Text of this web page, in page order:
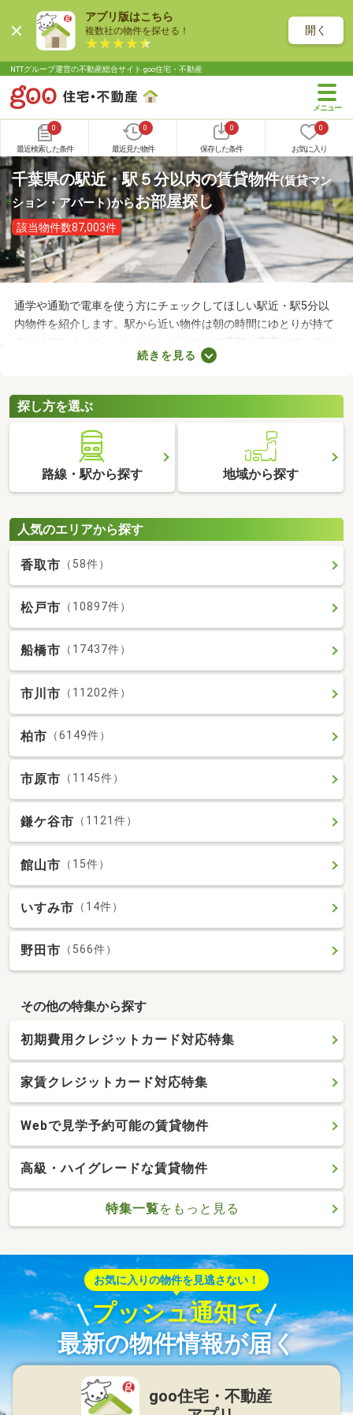
アプリ版はこちら
複数社の物件を探せる！ 開く
NTTグループ運営の不動産総合サイト goo住宅・不動産
0
最近検索した条件
0
最近見た物件
0
保存した条件
0
お気に入り
千葉県の駅近・駅５分以内の賃貸物件(賃貸マン
ション・アパート)からお部屋探し
該当物件数87,003件
通学や通勤で電車を使う方にチェックしてほしい駅近・駅5分以
内物件を紹介します。駅から近い物件は朝の時間にゆとりが持て
るだけでなく、スーパーやコンビニなどの店舗が充実しているこ
とも魅力。物件数も多いので、間取りや家賃などから自由に選べ
ょう。
続きを見る
探し方を選ぶ
路線・駅から探す 地域から探す
人気のエリアから探す
香取市 （58件）
松戸市 （10897件）
船橋市 （17437件）
市川市 （11202件）
柏市 （6149件）
市原市 （1145件）
鎌ケ谷市 （1121件）
館山市 （15件）
いすみ市 （14件）
野田市 （566件）
その他の特集から探す
初期費用クレジットカード対応特集
家賃クレジットカード対応特集
Webで見学予約可能の賃貸物件
高級・ハイグレードな賃貸物件
特集一覧をもっと見る
お気に入りの物件を見逃さない！
プッシュ通知で
最新の物件情報が届く
goo住宅・不動産